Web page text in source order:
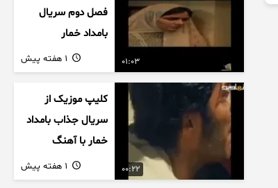
01:03
فصل دوم سریال
بامداد خمار
00:22
کلیپ موزیک از
سریال جذاب بامداد
خمار با آهنگ
عاشقانه